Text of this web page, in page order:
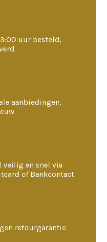
uur besteld,
aanbiedingen,
veilig en snel via
of Bankcontact
retourgarantie